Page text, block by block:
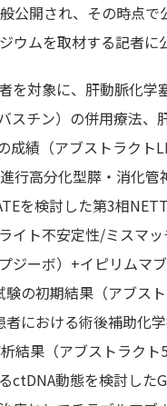
公開され、その時点
ウムを取材する記者に
を対象に、肝動脈化
スチン）の併用療法
成績（アブストラクト
行高分化型膵・消化管
を検討した第3相
イト不安定性/ミスマ
ジーボ）+イピリムマ
の初期結果（アブスト
者における術後補助化
結果（アブストラクト5
ctDNA動態を検討した